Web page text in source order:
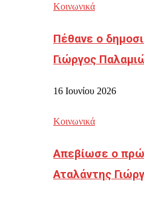
Κοινωνικά
Πέθανε ο
Γιώργος
16 Ιουνίου 2026
Κοινωνικά
Απεβίωσε ο
Αταλάντης